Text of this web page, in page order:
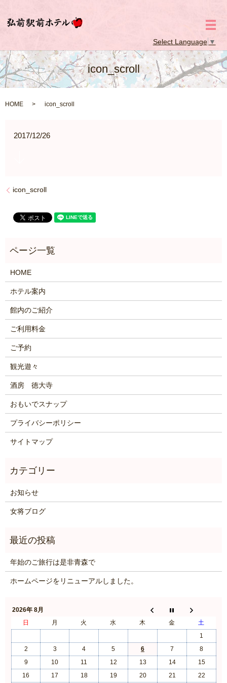
Select Language ▼
メ
icon_scroll
HOME icon_scroll
2017/12/26
icon_scroll
HOME
ホテル案内
館内のご紹介
ご利用料金
ご予約
観光遊々
酒房 徳大寺
おもいでスナップ
プライバシーポリシー
サイトマップ
お知らせ
女将ブログ
年始のご旅行は是非青森で
ホームページをリニューアルしました。
2026年 8月
日
月 火 水 木 金
土
1
2
3 4 5 6 7
8
9
10 11 12 13 14
15
16
17 18 19 20 21 22